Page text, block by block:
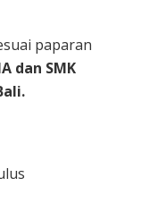
paparan
dan SMK